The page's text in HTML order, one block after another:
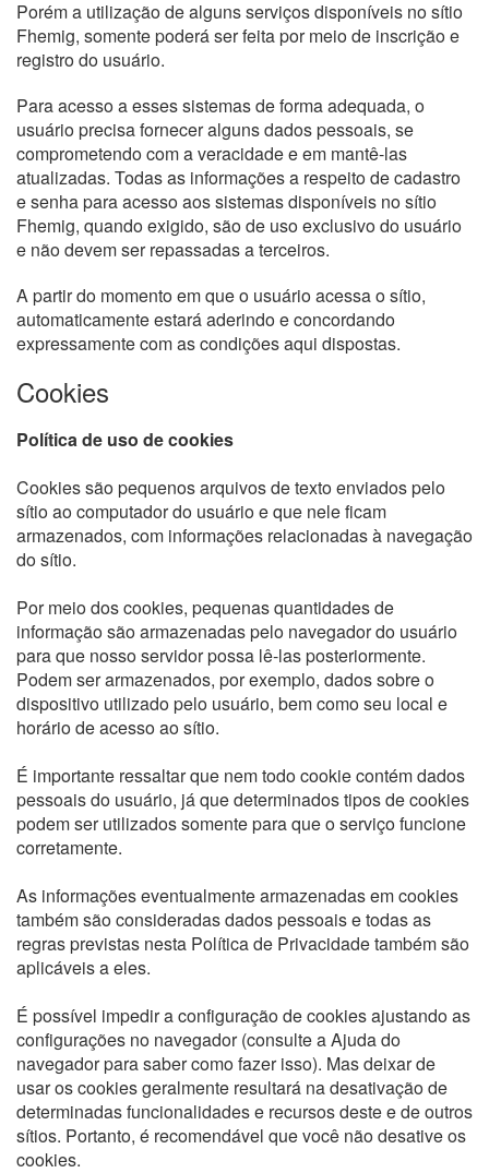
Porém a utilização de alguns serviços disponíveis no sítio
Fhemig, somente poderá ser feita por meio de inscrição e
registro do usuário.
Para acesso a esses sistemas de forma adequada, o
usuário precisa fornecer alguns dados pessoais, se
comprometendo com a veracidade e em mantê-las
atualizadas. Todas as informações a respeito de cadastro
e senha para acesso aos sistemas disponíveis no sítio
Fhemig, quando exigido, são de uso exclusivo do usuário
e não devem ser repassadas a terceiros.
A partir do momento em que o usuário acessa o sítio,
automaticamente estará aderindo e concordando
expressamente com as condições aqui dispostas.
Cookies
Política de uso de cookies
Cookies são pequenos arquivos de texto enviados pelo
sítio ao computador do usuário e que nele ficam
armazenados, com informações relacionadas à navegação
do sítio.
Por meio dos cookies, pequenas quantidades de
informação são armazenadas pelo navegador do usuário
para que nosso servidor possa lê-las posteriormente.
Podem ser armazenados, por exemplo, dados sobre o
dispositivo utilizado pelo usuário, bem como seu local e
horário de acesso ao sítio.
É importante ressaltar que nem todo cookie contém dados
pessoais do usuário, já que determinados tipos de cookies
podem ser utilizados somente para que o serviço funcione
corretamente.
As informações eventualmente armazenadas em cookies
também são consideradas dados pessoais e todas as
regras previstas nesta Política de Privacidade também são
aplicáveis a eles.
É possível impedir a configuração de cookies ajustando as
configurações no navegador (consulte a Ajuda do
navegador para saber como fazer isso). Mas deixar de
usar os cookies geralmente resultará na desativação de
determinadas funcionalidades e recursos deste e de outros
sítios. Portanto, é recomendável que você não desative os
cookies.